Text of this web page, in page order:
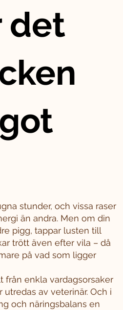
det
stunder, och vissa raser
än andra. Men om din
pigg, tappar lusten till
trött även efter vila – då
på vad som ligger
från enkla vardagsorsaker
av veterinär. Och i
och näringsbalans en